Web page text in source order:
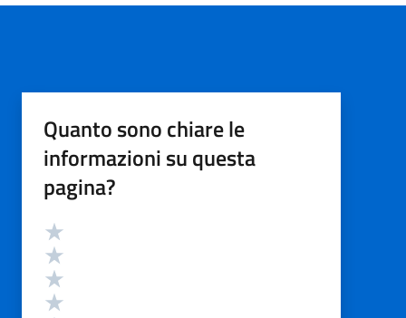
Quanto sono chiare le
informazioni su questa
pagina?
Valutazione